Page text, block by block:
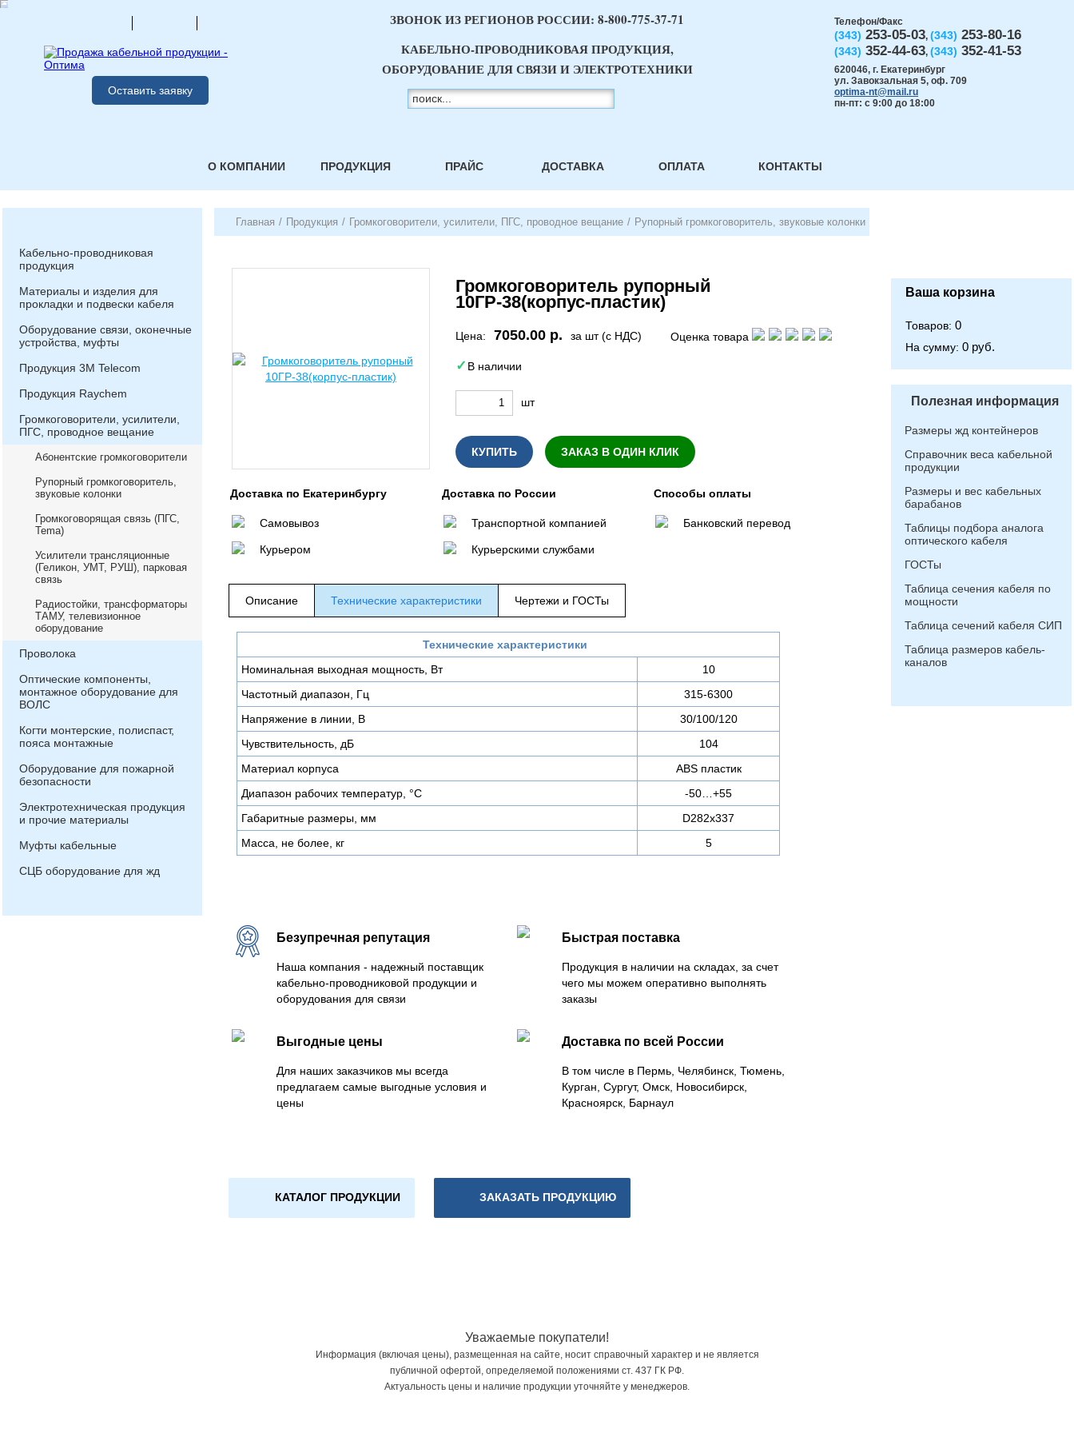
Оставить заявку
Телефон/Факс
(343) 253-05-03, (343) 253-80-16
(343) 352-44-63, (343) 352-41-53
620046, г. Екатеринбург
ул. Завокзальная 5, оф. 709
optima-nt@mail.ru
пн-пт: с 9:00 до 18:00
ЗВОНОК ИЗ РЕГИОНОВ РОССИИ: 8-800-775-37-71
КАБЕЛЬНО-ПРОВОДНИКОВАЯ ПРОДУКЦИЯ,
ОБОРУДОВАНИЕ ДЛЯ СВЯЗИ И ЭЛЕКТРОТЕХНИКИ
О КОМПАНИИ ПРОДУКЦИЯ ПРАЙС ДОСТАВКА ОПЛАТА КОНТАКТЫ
Кабельно-проводниковая
продукция
Материалы и изделия для
прокладки и подвески кабеля
Оборудование связи, оконечные
устройства, муфты
Продукция 3М Telecom
Продукция Raychem
Громкоговорители, усилители,
ПГС, проводное вещание
Абонентские громкоговорители
Рупорный громкоговоритель,
звуковые колонки
Громкоговорящая связь (ПГС,
Теma)
Усилители трансляционные
(Геликон, УМТ, РУШ), парковая
связь
Радиостойки, трансформаторы
ТАМУ, телевизионное
оборудование
Проволока
Оптические компоненты,
монтажное оборудование для
ВОЛС
Когти монтерские, полиспаст,
пояса монтажные
Оборудование для пожарной
безопасности
Электротехническая продукция
и прочие материалы
Муфты кабельные
СЦБ оборудование для жд
Главная / Продукция / Громкоговорители, усилители, ПГС, проводное вещание / Рупорный громкоговоритель, звуковые колонки
Громкоговоритель рупорный
10ГР-38(корпус-пластик)
Цена: 7050.00 р. за шт (с НДС) Оценка товара
В наличии
шт
КУПИТЬ ЗАКАЗ В ОДИН КЛИК
Доставка по Екатеринбургу
Самовывоз
Курьером
Доставка по России
Транспортной компанией
Курьерскими службами
Способы оплаты
Банковский перевод
Описание Технические характеристики Чертежи и ГОСТы
Технические характеристики
Номинальная выходная мощность, Вт
10
Частотный диапазон, Гц
315-6300
Напряжение в линии, В
30/100/120
Чувствительность, дБ
104
Материал корпуса
ABS пластик
Диапазон рабочих температур, °С
-50…+55
Габаритные размеры, мм
D282х337
Масса, не более, кг
5
Безупречная репутация
Наша компания - надежный поставщик
кабельно-проводниковой продукции и
оборудования для связи
Быстрая поставка
Продукция в наличии на складах, за счет
чего мы можем оперативно выполнять
заказы
Выгодные цены
Для наших заказчиков мы всегда
предлагаем самые выгодные условия и
цены
Доставка по всей России
В том числе в Пермь, Челябинск, Тюмень,
Курган, Сургут, Омск, Новосибирск,
Красноярск, Барнаул
КАТАЛОГ ПРОДУКЦИИ ЗАКАЗАТЬ ПРОДУКЦИЮ
Ваша корзина
Товаров: 0
На сумму: 0 руб.
Полезная информация
Размеры жд контейнеров
Справочник веса кабельной
продукции
Размеры и вес кабельных
барабанов
Таблицы подбора аналога
оптического кабеля
ГОСТы
Таблица сечения кабеля по
мощности
Таблица сечений кабеля СИП
Таблица размеров кабель-
каналов
Уважаемые покупатели!
Информация (включая цены), размещенная на сайте, носит справочный характер и не является
публичной офертой, определяемой положениями ст. 437 ГК РФ.
Актуальность цены и наличие продукции уточняйте у менеджеров.